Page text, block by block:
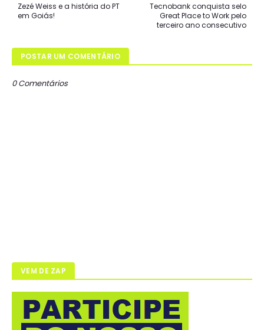
Tecnobank conquista selo
Great Place to Work pelo
terceiro ano consecutivo
Zezé Weiss e a história do PT
em Goiás!
POSTAR UM COMENTÁRIO
0 Comentários
VEM DE ZAP